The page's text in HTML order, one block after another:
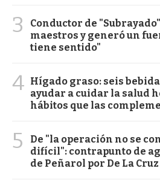
3
Conductor de
maestros y generó un
tiene sentido"
4 Hígado graso: seis
ayudar a cuidar la salud
hábitos que las
5
De "la operación no se
difícil": contrapunto de
de Peñarol por De La Cruz